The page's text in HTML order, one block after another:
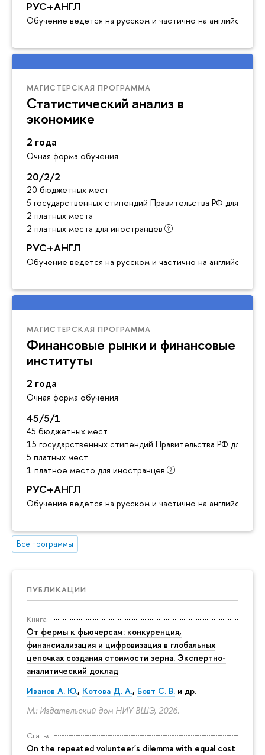
РУС+АНГЛ
Обучение ведется на русском и частично на английском
МАГИСТЕРСКАЯ ПРОГРАММА
Статистический анализ в
экономике
2 года
Очная форма обучения
20/2/2
20 бюджетных мест
5 государственных стипендий Правительства РФ для
2 платных места
2 платных места для иностранцев
РУС+АНГЛ
Обучение ведется на русском и частично на английском
МАГИСТЕРСКАЯ ПРОГРАММА
Финансовые рынки и финансовые
институты
2 года
Очная форма обучения
45/5/1
45 бюджетных мест
15 государственных стипендий Правительства РФ для
5 платных мест
1 платное место для иностранцев
РУС+АНГЛ
Обучение ведется на русском и частично на английском
Все программы
ПУБЛИКАЦИИ
Книга
От фермы к фьючерсам: конкуренция,
финансиализация и цифровизация в глобальных
цепочках создания стоимости зерна. Экспертно-
аналитический доклад
Иванов А. Ю., Котова Д. А., Бовт С. В. и др.
М.: Издательский дом НИУ ВШЭ, 2026.
Статья
On the repeated volunteer's dilemma with equal cost